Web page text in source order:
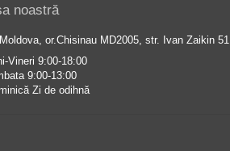
noastră
or.Chisinau MD2005, str. Ivan Zaikin 51
Vineri 9:00-18:00
9:00-13:00
Zi de odihnă